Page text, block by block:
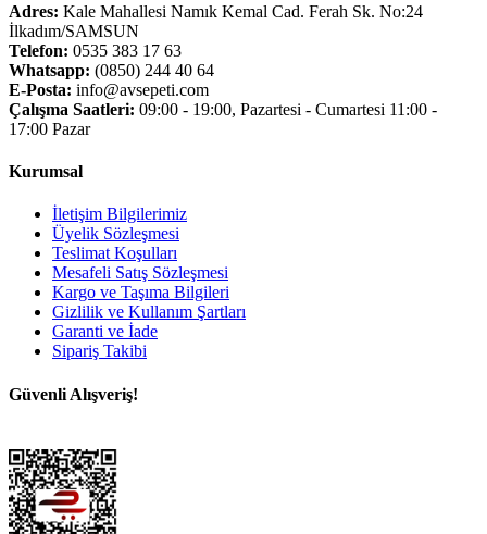
Adres: Kale Mahallesi Namık Kemal Cad. Ferah Sk. No:24
İlkadım/SAMSUN
Telefon: 0535 383 17 63
Whatsapp: (0850) 244 40 64
E-Posta: info@avsepeti.com
Çalışma Saatleri: 09:00 - 19:00, Pazartesi - Cumartesi 11:00 -
17:00 Pazar
Kurumsal
İletişim Bilgilerimiz
Üyelik Sözleşmesi
Teslimat Koşulları
Mesafeli Satış Sözleşmesi
Kargo ve Taşıma Bilgileri
Gizlilik ve Kullanım Şartları
Garanti ve İade
Sipariş Takibi
Güvenli Alışveriş!